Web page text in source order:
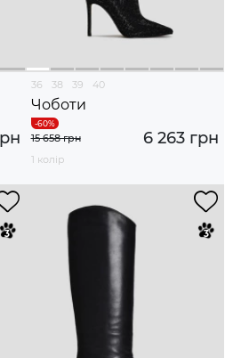
36 38 39 40
Чоботи
6 263 грн
15 658 грн
1 колір